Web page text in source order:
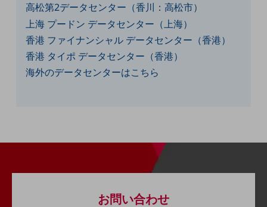
地域産業
その他の業界はこちら
ゲーム感覚で見つける
ビジネスお悩み診断
サービス・商品を探す
100回線以上のお問い合わせ・お見積りはこちら
高松第2データセンター（香川：高松市）
上海 プードン データセンター（上海）
香港 ファイナンシャル データセンター（香港）
香港 タイポ データセンター（香港）
海外のデータセンターはこちら
お問い合わせ